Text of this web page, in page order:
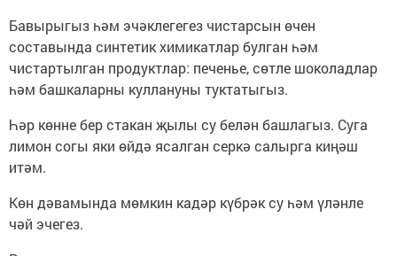
Бавырыгыз һәм эчәклегегез чистарсын өчен
составында синтетик химикатлар булган һәм
чистартылган продуктлар: печенье, сөтле шоколадлар
һәм башкаларны куллануны туктатыгыз.
Һәр көнне бер стакан җылы су белән башлагыз. Суга
лимон согы яки өйдә ясалган серкә салырга киңәш
итәм.
Көн дәвамында мөмкин кадәр күбрәк су һәм үләнле
чәй эчегез.